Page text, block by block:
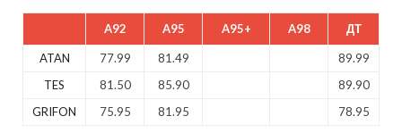
A92 A95 A95+ A98 ДТ
ATAN 77.99 81.49
89.99
TES
81.50 85.90
89.90
GRIFON
75.95 81.95 78.95